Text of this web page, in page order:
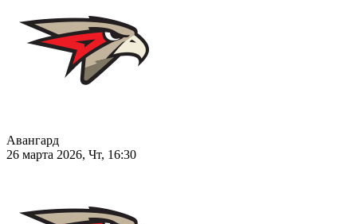
Авангард
26 марта 2026, Чт, 16:30